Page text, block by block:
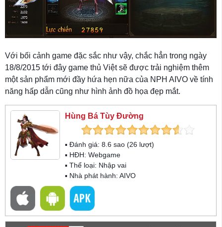
Với bối cảnh game đặc sắc như vậy, chắc hẳn trong ngày
18/8/2015 tới đây game thủ Việt sẽ được trải nghiệm thêm
một sản phẩm mới đầy hứa hẹn nữa của NPH AIVO về tính
năng hấp dẫn cũng như hình ảnh đồ họa đẹp mắt.
Hùng Bá Tùy Đường
▪ Đánh giá: 8.6 sao (26 lượt)
▪ HĐH: Webgame
▪ Thể loại: Nhập vai
▪ Nhà phát hành: AIVO